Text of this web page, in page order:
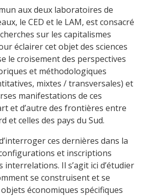
aux deux laboratoires de
le CED et le LAM, est consacré
sur les capitalismes
éclairer cet objet des sciences
le croisement des perspectives
et méthodologiques
mixtes / transversales) et
manifestations de ces
et d’autre des frontières entre
et celles des pays du Sud.
ces dernières dans la
et inscriptions
Il s’agit ici d’étudier
se construisent et se
économiques spécifiques